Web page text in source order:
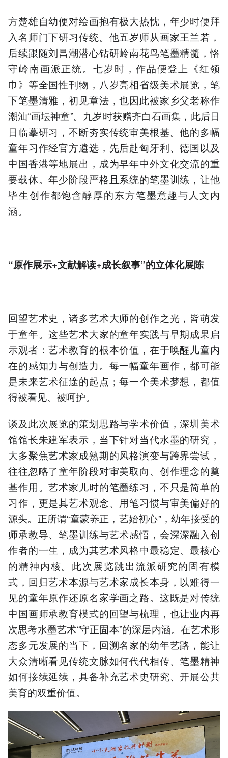
方楚雄自幼便对绘画抱有极大热忱，年少时便拜
入名师门下研习传统。他五岁师从画家王兰若，
后续跟随刘昌潮潜心钻研岭南花鸟笔墨精髓，恪
守岭南画派正统。七岁时，作品便登上《红领
巾》等全国性刊物，八岁亮相省级美术展览，笔
下笔墨清雅，初见章法，也因此被家乡父老称作
潮汕“画坛神童”。九岁时获赠齐白石画集，此后日
日临摹研习，不断夯实传统审美根基。他的多幅
童年习作经官方遴选，先后赴匈牙利、德国以及
中国香港等地展出，成为早年中外文化交流的重
要载体。年少阶段严格且系统的笔墨训练，让他
毕生创作都饱含醇厚的东方笔墨意趣与人文内
涵。
“原作展示+文献解读+成长叙事”的立体化展陈
回望艺术史，诸多艺术大师的创作之光，皆萌发
于童年。这些艺术大家的童年实践与早期成果启
示观者：艺术教育的根本价值，在于唤醒儿童内
在的感知力与创造力。每一幅童年画作，都可能
是未来艺术征途的起点；每一个美术梦想，都值
得被看见、被呵护。
谈及此次展览的策划思路与学术价值，深圳美术
馆馆长朱建军表示，当下针对当代水墨的研究，
大多聚焦艺术家成熟期的风格演变与跨界尝试，
往往忽略了童年阶段对审美取向、创作理念的奠
基作用。艺术家儿时的笔墨练习，不只是简单的
习作，更是其艺术观念、用笔习惯与审美偏好的
源头。正所谓“童蒙养正，艺始初心”，幼年接受的
师承教导、笔墨训练与艺术感悟，会深深融入创
作者的一生，成为其艺术风格中最稳定、最核心
的精神内核。此次展览跳出流派研究的固有模
式，回归艺术本源与艺术家成长本身，以难得一
见的童年原作还原名家学画之路。这既是对传统
中国画师承教育模式的回望与梳理，也让业内再
次思考水墨艺术“守正固本”的深层内涵。在艺术形
态多元发展的当下，回溯名家的幼年艺路，能让
大众清晰看见传统文脉如何代代相传、笔墨精神
如何接续延续，具备补充艺术史研究、开展公共
美育的双重价值。